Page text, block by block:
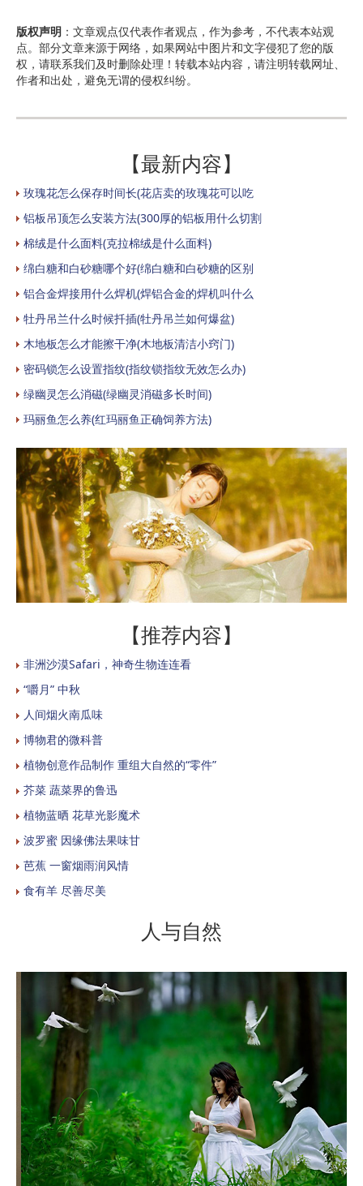
版权声明 ：文章观点仅代表作者观点，作为参考，不代表本站观
点。部分文章来源于网络，如果网站中图片和文字侵犯了您的版
权，请联系我们及时删除处理！转载本站内容，请注明转载网址、
作者和出处，避免无谓的侵权纠纷。
【最新内容】
玫瑰花怎么保存时间长(花店卖的玫瑰花可以吃
铝板吊顶怎么安装方法(300厚的铝板用什么切割
棉绒是什么面料(克拉棉绒是什么面料)
绵白糖和白砂糖哪个好(绵白糖和白砂糖的区别
铝合金焊接用什么焊机(焊铝合金的焊机叫什么
牡丹吊兰什么时候扦插(牡丹吊兰如何爆盆)
木地板怎么才能擦干净(木地板清洁小窍门)
密码锁怎么设置指纹(指纹锁指纹无效怎么办)
绿幽灵怎么消磁(绿幽灵消磁多长时间)
玛丽鱼怎么养(红玛丽鱼正确饲养方法)
【推荐内容】
非洲沙漠Safari，神奇生物连连看
“嚼月” 中秋
人间烟火南瓜味
博物君的微科普
植物创意作品制作 重组大自然的“零件”
芥菜 蔬菜界的鲁迅
植物蓝晒 花草光影魔术
波罗蜜 因缘佛法果味甘
芭蕉 一窗烟雨润风情
食有羊 尽善尽美
人与自然